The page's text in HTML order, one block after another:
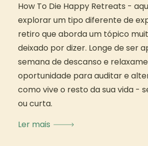
How To Die Happy Retreats -
explorar um tipo diferente de
retiro que aborda um tópico
deixado por dizer. Longe de ser
semana de descanso e
oportunidade para auditar e
como vive o resto da sua vida -
ou curta.
Ler mais